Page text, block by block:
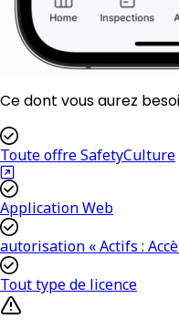
Ce dont vous aurez
Toute offre SafetyCulture
Application Web
autorisation « Actifs :
Tout type de licence